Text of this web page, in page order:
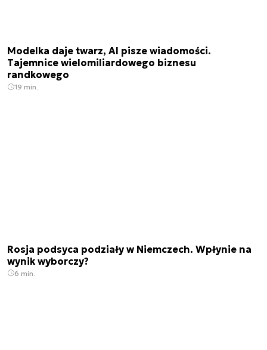
Modelka daje twarz, AI pisze wiadomości.
Tajemnice wielomiliardowego biznesu
randkowego
19 min.
Rosja podsyca podziały w Niemczech. Wpłynie na
wynik wyborczy?
6 min.